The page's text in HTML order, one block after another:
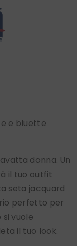
e bluette
donna. Un
il tuo outfit
seta jacquard
perfetto per
vuole
il tuo look.